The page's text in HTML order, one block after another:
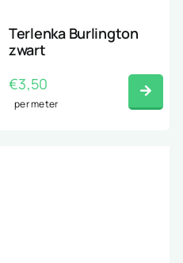
Terlenka Burlington
zwart
€3,50
per meter